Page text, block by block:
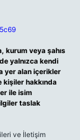
kurum veya şahıs
yalnızca kendi
yer alan içerikler
hakkında
ile isim
taslak
ve İletişim